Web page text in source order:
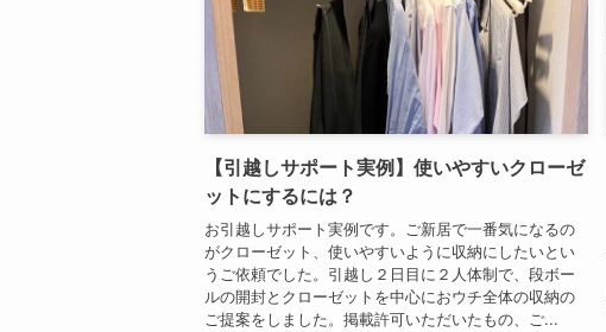
【引越しサポート実例】使いやすいクローゼ
ットにするには？
お引越しサポート実例です。ご新居で一番気になるの
がクローゼット、使いやすいように収納にしたいとい
うご依頼でした。引越し２日目に２人体制で、段ボー
ルの開封とクローゼットを中心におウチ全体の収納の
ご提案をしました。掲載許可いただいたもの、ご...